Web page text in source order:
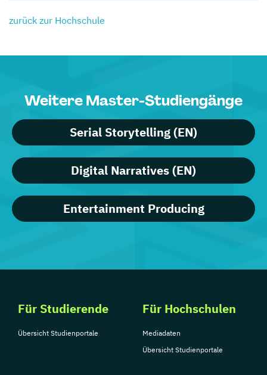
zurück zur Hochschule
Weitere Master-Studiengänge
Serial Storytelling (EN)
Digital Narratives (EN)
Entertainment Producing
Für Studierende
Übersicht Studienportale
Für Hochschulen
Mediadaten
Übersicht Studienportale